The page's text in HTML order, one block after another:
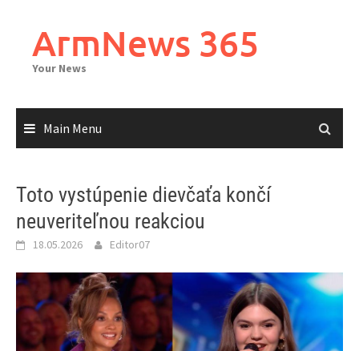
contentArmNews 365
Your News
Main Menu
Toto vystúpenie dievčaťa končí
neuveriteľnou reakciou
18.05.2026 Editor07